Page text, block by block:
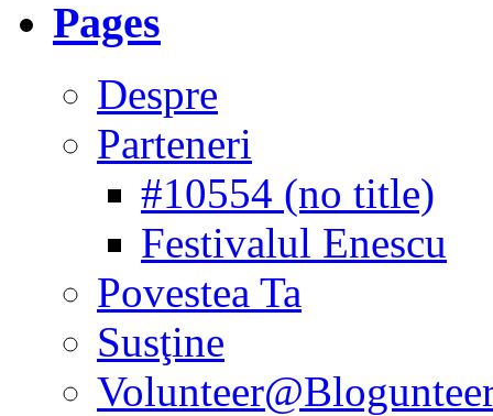
Pages
Despre
Parteneri
#10554 (no title)
Festivalul Enescu
Povestea Ta
Susţine